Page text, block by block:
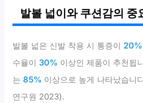
발볼 넓이와 쿠션감의 중
발볼 넓은 신발 착용 시 통증이 20%
수율이 30% 이상인 제품이 추천됩
는85% 이상으로 높게 나타났습니
연구원 2023).